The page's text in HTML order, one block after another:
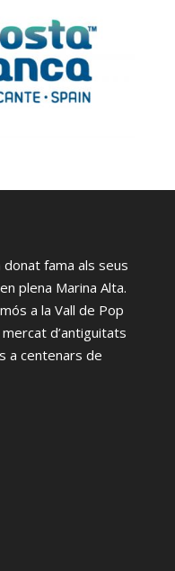
fama als seus
plena Marina Alta.
a la Vall de Pop
d’antiguitats
a centenars de